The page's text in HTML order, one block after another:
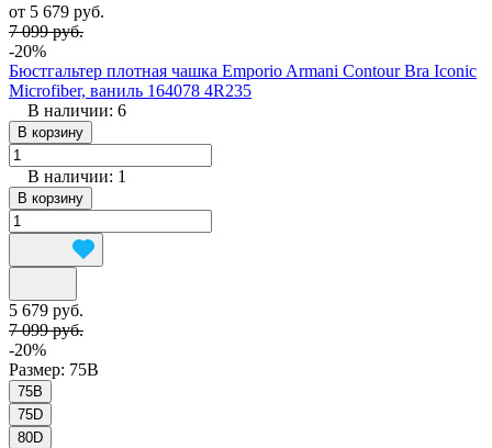
от 5 679 руб.
7 099 руб.
-20%
Бюстгальтер плотная чашка Emporio Armani Contour Bra Iconic
Microfiber, ваниль 164078 4R235
В наличии: 6
В корзину
В наличии: 1
В корзину
5 679 руб.
7 099 руб.
-20%
Размер: 75B
75B
75D
80D